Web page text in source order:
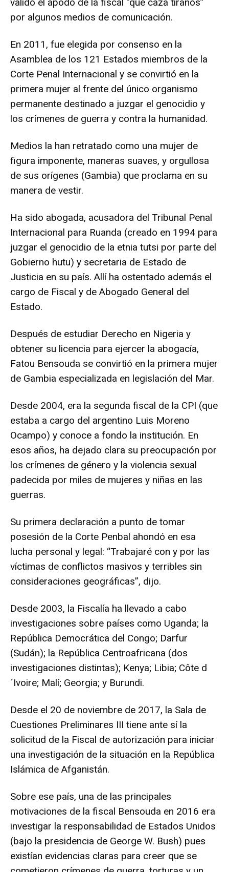
por algunos medios de comunicación.
En 2011, fue elegida por consenso en la
Asamblea de los 121 Estados miembros de la
Corte Penal Internacional y se convirtió en la
primera mujer al frente del único organismo
permanente destinado a juzgar el genocidio y
los crímenes de guerra y contra la humanidad.
Medios la han retratado como una mujer de
figura imponente, maneras suaves, y orgullosa
de sus orígenes (Gambia) que proclama en su
manera de vestir.
Ha sido abogada, acusadora del Tribunal Penal
Internacional para Ruanda (creado en 1994 para
juzgar el genocidio de la etnia tutsi por parte del
Gobierno hutu) y secretaria de Estado de
Justicia en su país. Allí ha ostentado además el
cargo de Fiscal y de Abogado General del
Estado.
Después de estudiar Derecho en Nigeria y
obtener su licencia para ejercer la abogacía,
Fatou Bensouda se convirtió en la primera mujer
de Gambia especializada en legislación del Mar.
Desde 2004, era la segunda fiscal de la CPI (que
estaba a cargo del argentino Luis Moreno
Ocampo) y conoce a fondo la institución. En
esos años, ha dejado clara su preocupación por
los crímenes de género y la violencia sexual
padecida por miles de mujeres y niñas en las
guerras.
Su primera declaración a punto de tomar
posesión de la Corte Penbal ahondó en esa
lucha personal y legal: “Trabajaré con y por las
víctimas de conflictos masivos y terribles sin
consideraciones geográficas”, dijo.
Desde 2003, la Fiscalía ha llevado a cabo
investigaciones sobre países como Uganda; la
República Democrática del Congo; Darfur
(Sudán); la República Centroafricana (dos
investigaciones distintas); Kenya; Libia; Côte d
´Ivoire; Malí; Georgia; y Burundi.
Desde el 20 de noviembre de 2017, la Sala de
Cuestiones Preliminares III tiene ante sí la
solicitud de la Fiscal de autorización para iniciar
una investigación de la situación en la República
Islámica de Afganistán.
Sobre ese país, una de las principales
motivaciones de la fiscal Bensouda en 2016 era
investigar la responsabilidad de Estados Unidos
(bajo la presidencia de George W. Bush) pues
existían evidencias claras para creer que se